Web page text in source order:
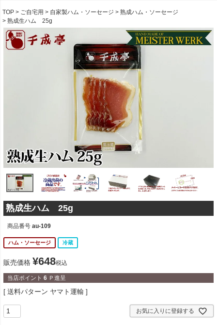
TOP ご自宅用 自家製ハム・ソーセージ
熟成ハム・ソーセージ
熟成生ハム 25g
熟成生ハム 25g
商品番号 au-109
ハム・ソーセージ 冷蔵
販売価格 ¥648税込
当店ポイント 6 Ｐ進呈
送料パターン ヤマト運輸
お気に入りに登録する